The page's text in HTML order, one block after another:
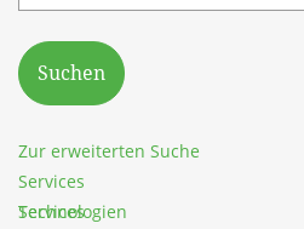
Suchen
Zur erweiterten Suche
Services
Services
Technologien